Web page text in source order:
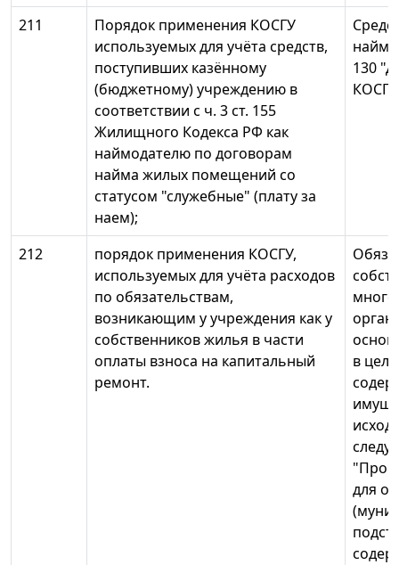
211
Порядок применения КОСГУ
используемых для учёта средств,
поступивших казённому
(бюджетному) учреждению в
соответствии с ч. 3 ст. 155
Жилищного Кодекса РФ как
наймодателю по договорам
найма жилых помещений со
статусом "служебные" (плату за
наем);
найм
130
212
порядок применения КОСГУ,
используемых для учёта расходов
по обязательствам,
возникающим у учреждения как у
собственников жилья в части
оплаты взноса на капитальный
ремонт.
в
для